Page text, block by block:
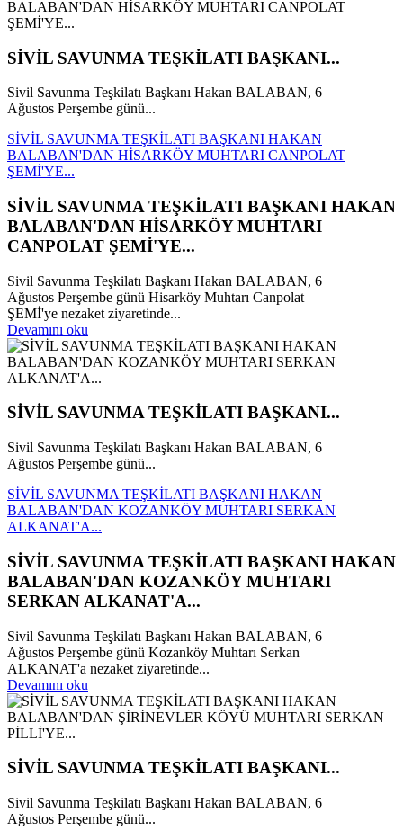
SİVİL SAVUNMA TEŞKİLATI BAŞKANI...
Sivil Savunma Teşkilatı Başkanı Hakan BALABAN, 6
Ağustos Perşembe günü...
SİVİL SAVUNMA TEŞKİLATI BAŞKANI HAKAN
BALABAN'DAN HİSARKÖY MUHTARI CANPOLAT
ŞEMİ'YE...
SİVİL SAVUNMA TEŞKİLATI BAŞKANI HAKAN
BALABAN'DAN HİSARKÖY MUHTARI
CANPOLAT ŞEMİ'YE...
Sivil Savunma Teşkilatı Başkanı Hakan BALABAN, 6
Ağustos Perşembe günü Hisarköy Muhtarı Canpolat
ŞEMİ'ye nezaket ziyaretinde...
Devamını oku
SİVİL SAVUNMA TEŞKİLATI BAŞKANI...
Sivil Savunma Teşkilatı Başkanı Hakan BALABAN, 6
Ağustos Perşembe günü...
SİVİL SAVUNMA TEŞKİLATI BAŞKANI HAKAN
BALABAN'DAN KOZANKÖY MUHTARI SERKAN
ALKANAT'A...
SİVİL SAVUNMA TEŞKİLATI BAŞKANI HAKAN
BALABAN'DAN KOZANKÖY MUHTARI
SERKAN ALKANAT'A...
Sivil Savunma Teşkilatı Başkanı Hakan BALABAN, 6
Ağustos Perşembe günü Kozanköy Muhtarı Serkan
ALKANAT'a nezaket ziyaretinde...
Devamını oku
SİVİL SAVUNMA TEŞKİLATI BAŞKANI...
Sivil Savunma Teşkilatı Başkanı Hakan BALABAN, 6
Ağustos Perşembe günü...